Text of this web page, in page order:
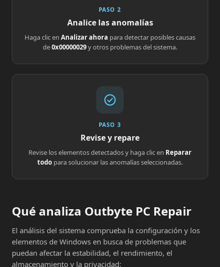
PASO 2
Analice las anomalías
Haga clic en Analizar ahora para detectar posibles causas
de0x00000029y otros problemas del sistema.
PASO 3
Revise y repare
Revise los elementos detectados y haga clic en Reparar
todo para solucionar las anomalías seleccionadas.
Qué analiza Outbyte PC Repair
El análisis del sistema comprueba la configuración y los
elementos de Windows en busca de problemas que
puedan afectar la estabilidad, el rendimiento, el
almacenamiento y la privacidad: